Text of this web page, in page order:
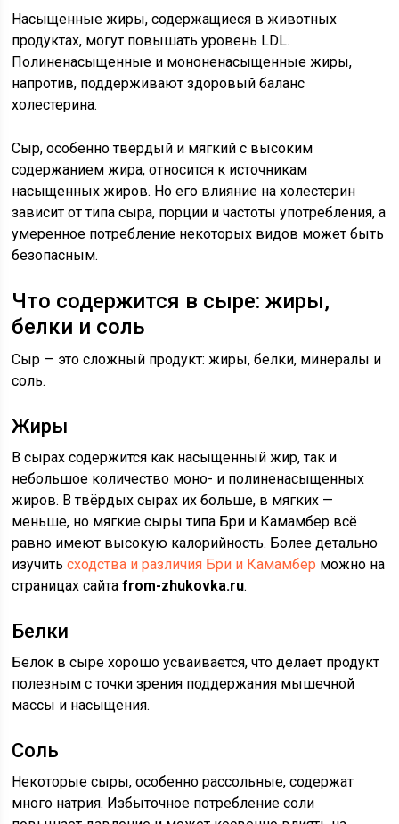
Насыщенные жиры, содержащиеся в животных
продуктах, могут повышать уровень LDL.
Полиненасыщенные и мононенасыщенные жиры,
напротив, поддерживают здоровый баланс
холестерина.
Сыр, особенно твёрдый и мягкий с высоким
содержанием жира, относится к источникам
насыщенных жиров. Но его влияние на холестерин
зависит от типа сыра, порции и частоты употребления, а
умеренное потребление некоторых видов может быть
безопасным.
Что содержится в сыре: жиры,
белки и соль
Сыр — это сложный продукт: жиры, белки, минералы и
соль.
Жиры
В сырах содержится как насыщенный жир, так и
небольшое количество моно- и полиненасыщенных
жиров. В твёрдых сырах их больше, в мягких —
меньше, но мягкие сыры типа Бри и Камамбер всё
равно имеют высокую калорийность. Более детально
изучитьсходства и различия Бри и Камамбер можно на
страницах сайтаfrom-zhukovka.ru.
Белки
Белок в сыре хорошо усваивается, что делает продукт
полезным с точки зрения поддержания мышечной
массы и насыщения.
Соль
Некоторые сыры, особенно рассольные, содержат
много натрия. Избыточное потребление соли